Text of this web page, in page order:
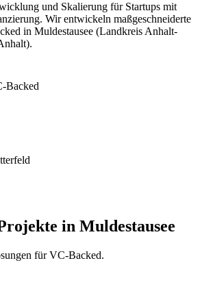
und Skalierung für Startups mit
Wir entwickeln maßgeschneiderte
in Muldestausee (Landkreis Anhalt-
Backed
in Muldestausee
für VC-Backed.